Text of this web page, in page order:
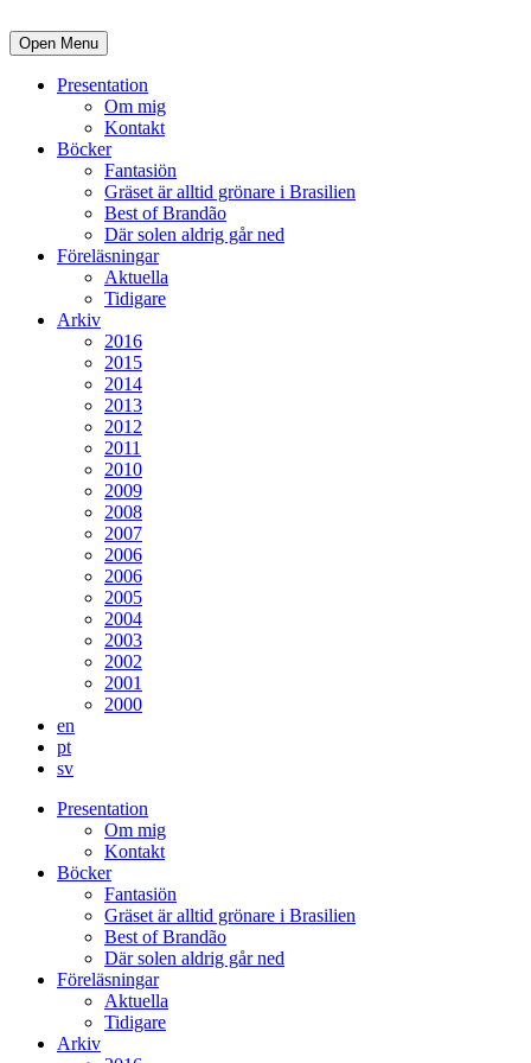
Open Menu
Presentation
Om mig
Kontakt
Böcker
Fantasiön
Gräset är alltid grönare i Brasilien
Best of Brandão
Där solen aldrig går ned
Föreläsningar
Aktuella
Tidigare
Arkiv
2016
2015
2014
2013
2012
2011
2010
2009
2008
2007
2006
2006
2005
2004
2003
2002
2001
2000
en
pt
sv
Presentation
Om mig
Kontakt
Böcker
Fantasiön
Gräset är alltid grönare i Brasilien
Best of Brandão
Där solen aldrig går ned
Föreläsningar
Aktuella
Tidigare
Arkiv